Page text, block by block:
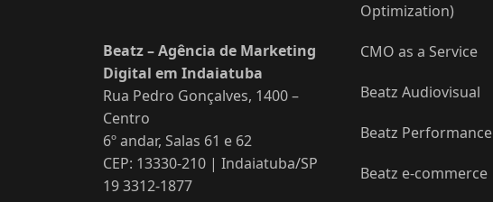
Beatz – Agência de Marketing
Digital em Indaiatuba
Rua Pedro Gonçalves, 1400 –
Centro
6º andar, Salas 61 e 62
CEP: 13330-210 | Indaiatuba/SP
19 3312-1877
Optimization)
CMO as a Service
Beatz Audiovisual
Beatz Performance
Beatz e-commerce